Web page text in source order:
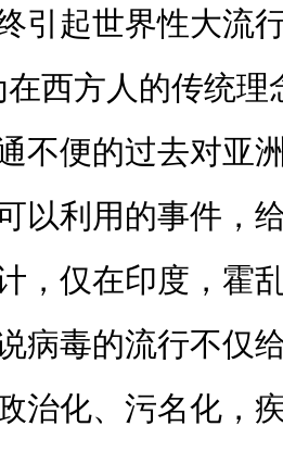
引起世界性大流
在西方人的传统
不便的过去对亚
以利用的事件，
，仅在印度，霍
病毒的流行不仅
治化、污名化，